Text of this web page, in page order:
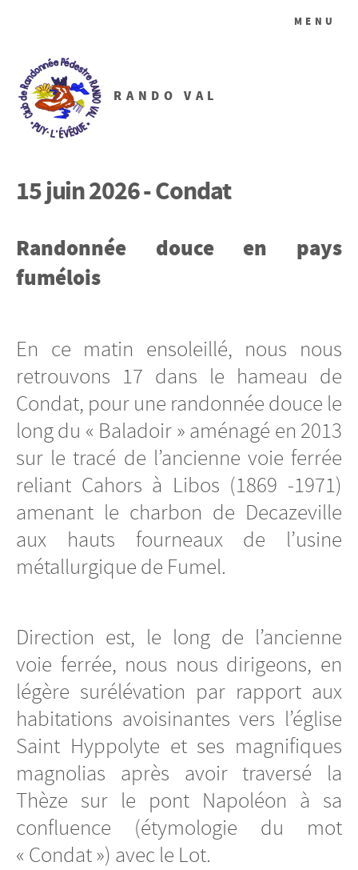
RANDO VAL
MENU
15 juin 2026 - Condat
Randonnée douce en pays
fumélois
En ce matin ensoleillé, nous nous
retrouvons 17 dans le hameau de
Condat, pour une randonnée douce le
long du « Baladoir » aménagé en 2013
sur le tracé de l’ancienne voie ferrée
reliant Cahors à Libos (1869 -1971)
amenant le charbon de Decazeville
aux hauts fourneaux de l’usine
métallurgique de Fumel.
Direction est, le long de l’ancienne
voie ferrée, nous nous dirigeons, en
légère surélévation par rapport aux
habitations avoisinantes vers l’église
Saint Hyppolyte et ses magnifiques
magnolias après avoir traversé la
Thèze sur le pont Napoléon à sa
confluence (étymologie du mot
« Condat ») avec le Lot.